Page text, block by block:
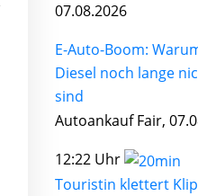
07.08.2026
E-Auto-Boom:
Diesel noch lange
sind
Autoankauf Fair,
12:22 Uhr
Touristin klettert